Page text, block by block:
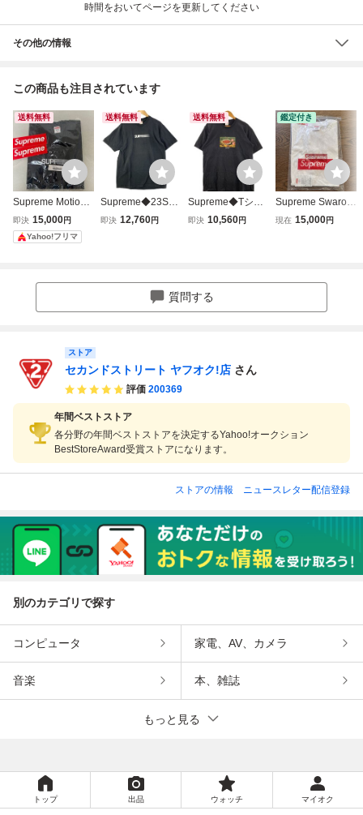
時間をおいてページを更新してください
その他の情報
この商品も注目されています
送料無料
Supreme Motion L
ogo Tee Black 23
SS Tシャツ シュ
プリーム ボックス
即決 15,000円
Yahoo!フリマ
送料無料
Supreme◆23SS/
Motion Logo Tee/
即決 12,760円
送料無料
Supreme◆Tシャ
ツ/M/コットン/BL
即決 10,560円
鑑定付き
Supreme Swarovs
ki Box Logo Tee
現在 15,000円
質問する
ストア
セカンドストリート ヤフオク!店 さん
評価 200369
年間ベストストア
各分野の年間ベストストアを決定するYahoo!オークション
BestStoreAward受賞ストアになります。
ストアの情報 ニュースレター配信登録
別のカテゴリで探す
コンピュータ 家電、AV、カメラ
音楽 本、雑誌
もっと見る
トップ 出品 ウォッチ マイオク